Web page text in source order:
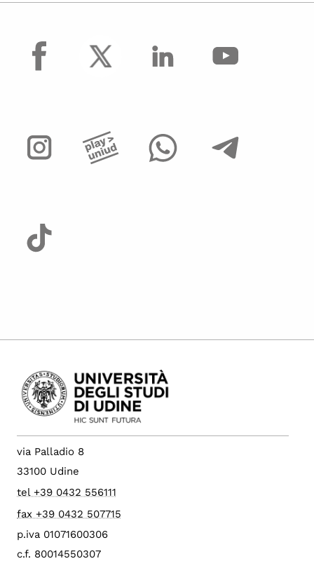
facebook
via Palladio 8
33100 Udine
tel +39 0432 556111
fax +39 0432 507715
p.iva 01071600306
c.f. 80014550307